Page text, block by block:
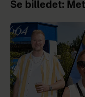
Se billedet: